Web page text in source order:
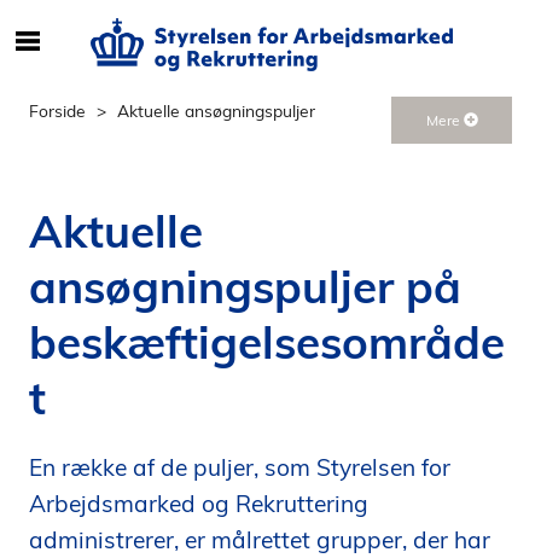
r
i
n
d
h
p
å
s
Forside Aktuelle ansøgningspuljer Mere
Aktuelle
ansøgningspuljer på
beskæftigelsesområde
t
En række af de puljer, som Styrelsen for
Arbejdsmarked og Rekruttering
administrerer, er målrettet grupper, der har